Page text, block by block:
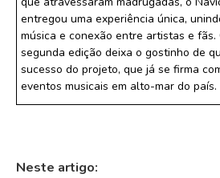
entregou uma experiência única,
música e conexão entre artistas e
segunda edição deixa o gostinho de
sucesso do projeto, que já se firma
eventos musicais em alto-mar do país.
Neste artigo: